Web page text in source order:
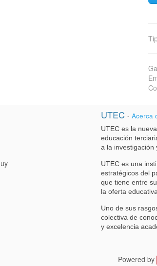
UTEC - Acerca
UTEC es la
educación
a la investigación
UTEC es una
estratégicos del
que tiene entre
la oferta
Uno de sus
colectiva de
y excelencia
Powered by